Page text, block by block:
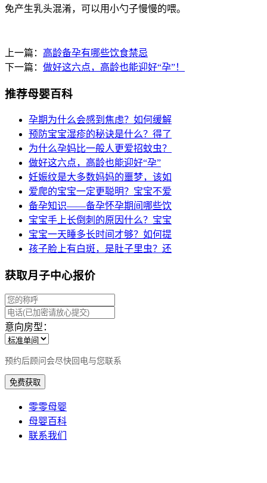
免产生乳头混淆，可以用小勺子慢慢的喂。
上一篇： 高龄备孕有哪些饮食禁忌
下一篇： 做好这六点，高龄也能迎好“孕”！
推荐母婴百科
孕期为什么会感到焦虑？如何缓解
预防宝宝湿疹的秘诀是什么？得了
为什么孕妈比一般人更爱招蚊虫？
做好这六点，高龄也能迎好“孕”
妊娠纹是大多数妈妈的噩梦，该如
爱爬的宝宝一定更聪明？宝宝不爱
备孕知识——备孕怀孕期间哪些饮
宝宝手上长倒刺的原因什么？宝宝
宝宝一天睡多长时间才够？如何提
孩子脸上有白斑，是肚子里虫？还
获取月子中心报价
意向房型：
预约后顾问会尽快回电与您联系
免费获取
零零母婴
母婴百科
联系我们